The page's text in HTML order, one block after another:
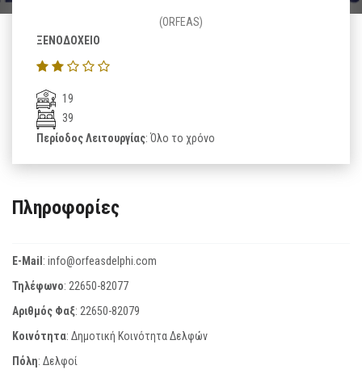
(ORFEAS)
ΞΕΝΟΔΟΧΕΙΟ
19
39
Περίοδος Λειτουργίας: Όλο το χρόνο
Πληροφορίες
E-Mail: info@orfeasdelphi.com
Τηλέφωνο: 22650-82077
Αριθμός Φαξ: 22650-82079
Κοινότητα: Δημοτική Κοινότητα Δελφών
Πόλη: Δελφοί